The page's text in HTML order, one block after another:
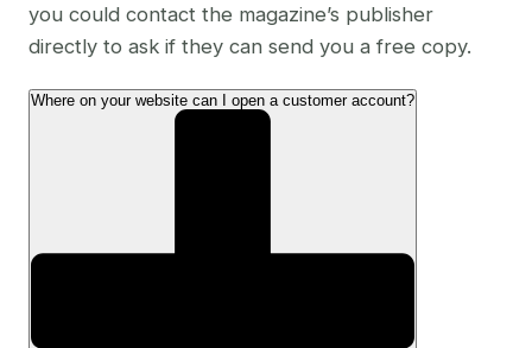
you could contact the magazine’s publisher
directly to ask if they can send you a free copy.
Where on your website can I open a customer account?